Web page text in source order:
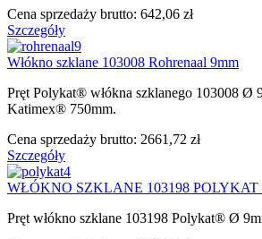
Cena sprzedaży brutto: 642,06 zł
Szczegóły
Włókno szklane 103008 Rohrenaal 9mm
Pręt Polykat® włókna szklanego 103008 Ø
Katimex® 750mm.
Cena sprzedaży brutto: 2661,72 zł
Szczegóły
WŁÓKNO SZKLANE 103198 POLYKAT
Pręt włókno szklane 103198 Polykat® Ø